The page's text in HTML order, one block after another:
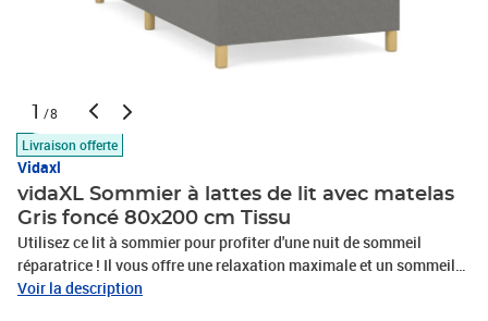
1 /8
Livraison offerte
Vidaxl
vidaXL Sommier à lattes de lit avec matelas
Gris foncé 80x200 cm Tissu
Utilisez ce lit à sommier pour profiter d'une nuit de sommeil
réparatrice ! Il vous offre une relaxation maximale et un sommeil
agréable. Tissu durable : le tissu présente un aspect simple et
Voir la description